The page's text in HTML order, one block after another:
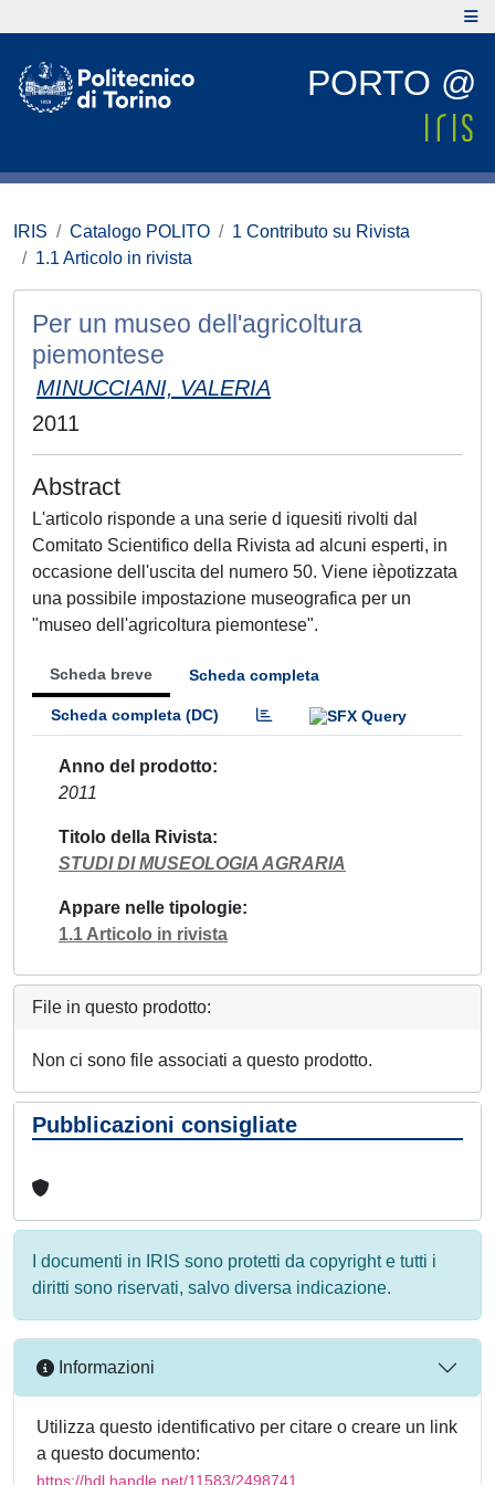
PORTO @
IRIS Catalogo POLITO
1 Contributo su Rivista
1.1 Articolo in rivista
Per un museo dell'agricoltura
piemontese
MINUCCIANI, VALERIA
2011
Abstract
L'articolo risponde a una serie d iquesiti rivolti dal
Comitato Scientifico della Rivista ad alcuni esperti, in
occasione dell'uscita del numero 50. Viene ièpotizzata
una possibile impostazione museografica per un
"museo dell'agricoltura piemontese".
Scheda breve Scheda completa
Scheda completa (DC)
Anno del prodotto
2011
Titolo della Rivista
STUDI DI MUSEOLOGIA AGRARIA
Appare nelle tipologie
1.1 Articolo in rivista
File in questo prodotto:
Non ci sono file associati a questo prodotto.
Pubblicazioni consigliate
I documenti in IRIS sono protetti da copyright e tutti i
diritti sono riservati, salvo diversa indicazione.
Informazioni
Utilizza questo identificativo per citare o creare un link
a questo documento:
https://hdl.handle.net/11583/2498741